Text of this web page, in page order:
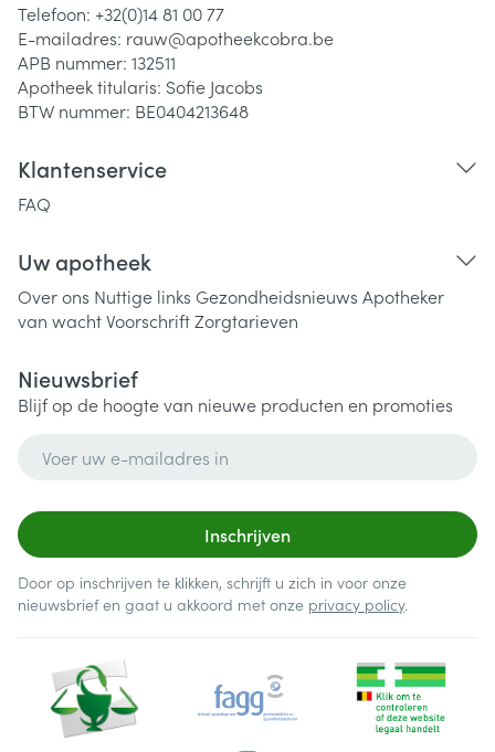
Telefoon: +32(0)14 81 00 77
E-mailadres: rauw@apotheekcobra.be
APB nummer: 132511
Apotheek titularis: Sofie Jacobs
BTW nummer: BE0404213648
Klantenservice
FAQ
Uw apotheek
Over ons Nuttige links Gezondheidsnieuws Apotheker
van wachtVoorschriftZorgtarieven
Nieuwsbrief
Blijf op de hoogte van nieuwe producten en promoties
Inschrijven
Door op inschrijven te klikken, schrijft u zich in voor onze
nieuwsbrief en gaat u akkoord met onze privacy policy.